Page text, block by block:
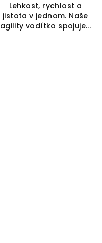
Lehkost, rychlost a
jistota v jednom. Naše
agility vodítko spojuje...